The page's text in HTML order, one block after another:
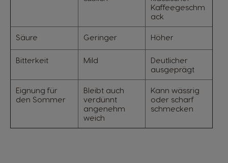
Kaffeegeschm
ack
Säure Geringer Höher
Bitterkeit Mild
Deutlicher
ausgeprägt
Eignung für
den Sommer
Bleibt auch
verdünnt
angenehm
weich
Kann wässrig
oder scharf
schmecken